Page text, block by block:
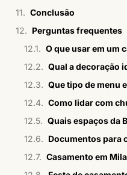
Conclusão
Perguntas frequentes